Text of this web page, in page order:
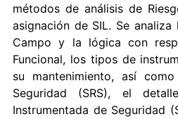
métodos de análisis de
asignación de SIL. Se
Campo y la lógica con
Funcional, los tipos de
su mantenimiento, así
Seguridad (SRS), el
Instrumentada de Seguridad